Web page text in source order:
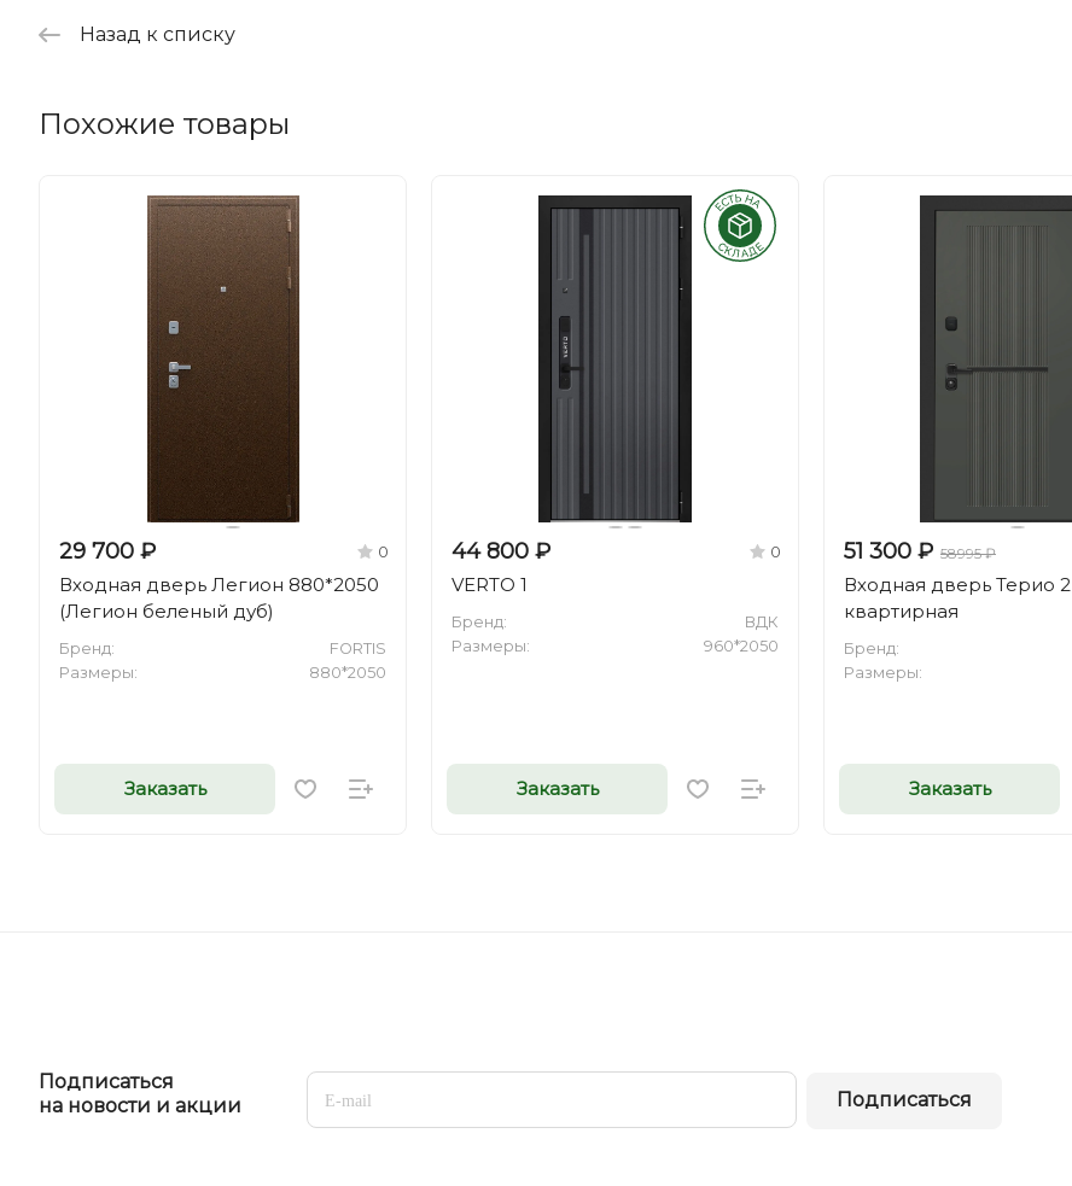
Назад к списку
Похожие товары
29 700 ₽ 0
Входная дверь Легион 880*2050
(Легион беленый дуб)
Бренд:
FORTIS
Размеры:
880*2050
Заказать
44 800 ₽ 0
VERTO 1
Бренд:
ВДК
Размеры:
960*2050
Заказать
51 300 ₽ 58995 ₽
Входная дверь Терио 2
квартирная
Бренд:
Размеры:
Заказать
Подписаться
на новости и акции
Подписаться